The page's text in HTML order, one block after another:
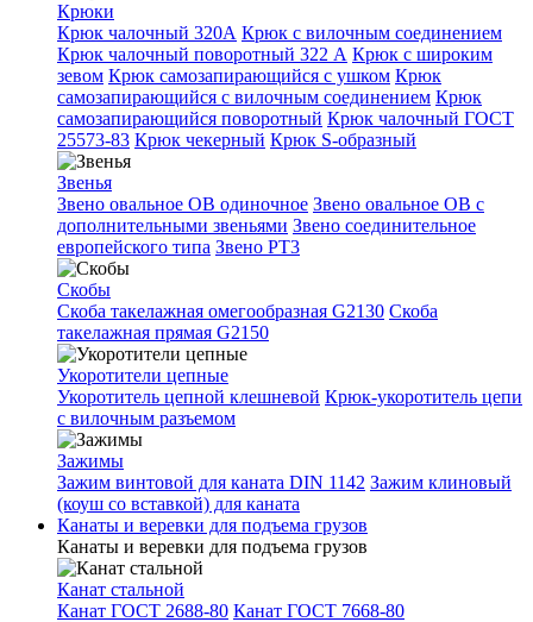
Крюки
Крюк чалочный 320А Крюк с вилочным соединением
Крюк чалочный поворотный 322 А Крюк с широким
зевом Крюк самозапирающийся с ушком Крюк
самозапирающийся с вилочным соединением Крюк
самозапирающийся поворотный Крюк чалочный ГОСТ
25573-83 Крюк чекерный Крюк S-образный
Звенья
Звено овальное OB одиночное Звено овальное ОВ с
дополнительными звеньями Звено соединительное
европейского типа Звено РТ3
Скобы
Скоба такелажная омегообразная G2130 Скоба
такелажная прямая G2150
Укоротители цепные
Укоротитель цепной клешневой Крюк-укоротитель цепи
с вилочным разъемом
Зажимы
Зажим винтовой для каната DIN 1142 Зажим клиновый
(коуш со вставкой) для каната
Канаты и веревки для подъема грузов
Канаты и веревки для подъема грузов
Канат стальной
Канат ГОСТ 2688-80 Канат ГОСТ 7668-80